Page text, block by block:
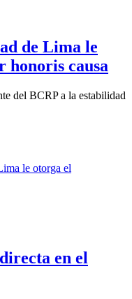
de Lima le
honoris causa
del BCRP a la estabilidad
en el